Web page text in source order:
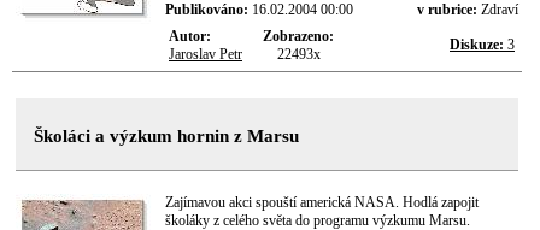
Publikováno: 16.02.2004 00:00 v rubrice: Zdraví
Autor:
Jaroslav Petr
Zobrazeno:
22493x
Diskuze: 3
Školáci a výzkum hornin z Marsu
Zajímavou akci spouští americká NASA. Hodlá zapojit
školáky z celého světa do programu výzkumu Marsu.